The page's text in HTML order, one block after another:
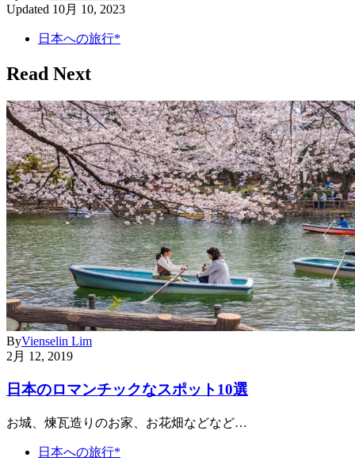
Updated 10月 10, 2023
日本への旅行*
Read Next
ByVienselin Lim
2月 12, 2019
日本のロマンチックなスポット10選
お城、煉瓦造りのお家、お花畑などなど…
日本への旅行*